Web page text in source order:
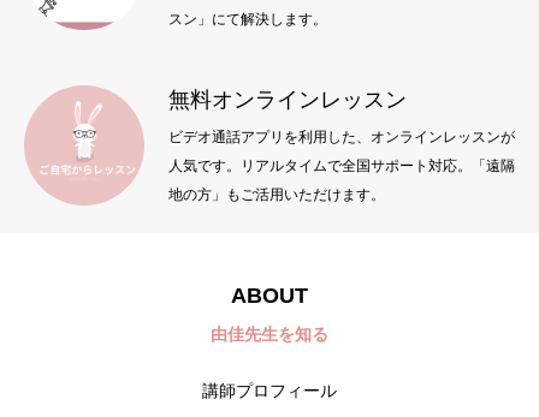
スン」にて解決します。
無料オンラインレッスン
ビデオ通話アプリを利用した、オンラインレッスンが
人気です。リアルタイムで全国サポート対応。「遠隔
地の方」もご活用いただけます。
ABOUT
由佳先生を知る
講師プロフィール